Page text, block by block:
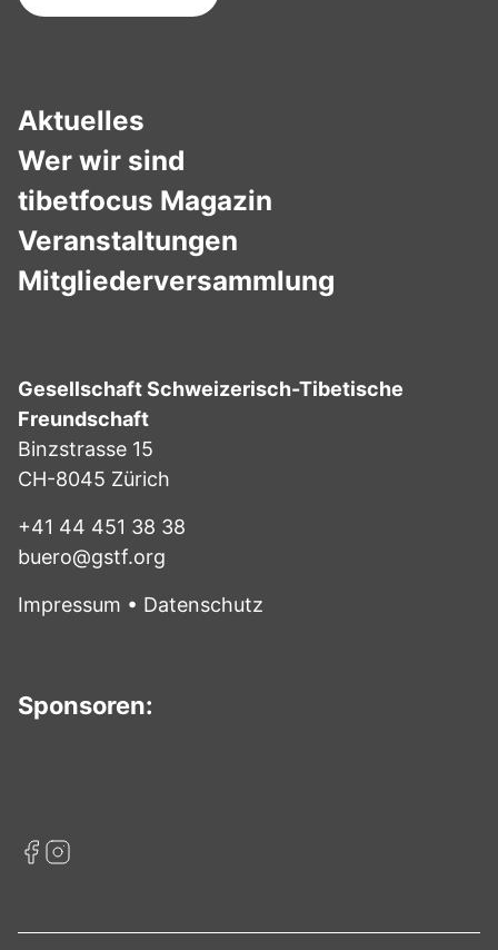
Aktuelles
Wer wir sind
tibetfocus Magazin
Veranstaltungen
Mitgliederversammlung
Gesellschaft Schweizerisch-Tibetische
Freundschaft
Binzstrasse 15
CH-8045 Zürich
+41 44 451 38 38
buero@gstf.org
Impressum • Datenschutz
Sponsoren: